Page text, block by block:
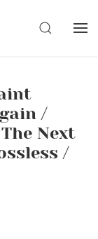
SEARCH
/
Next
/